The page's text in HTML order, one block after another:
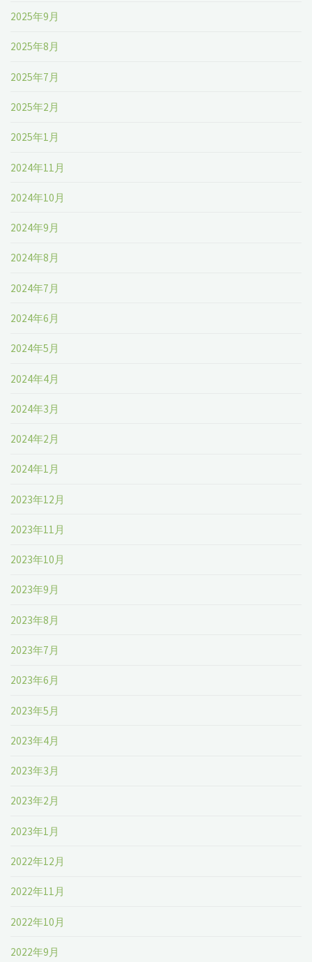
2025年9月
2025年8月
2025年7月
2025年2月
2025年1月
2024年11月
2024年10月
2024年9月
2024年8月
2024年7月
2024年6月
2024年5月
2024年4月
2024年3月
2024年2月
2024年1月
2023年12月
2023年11月
2023年10月
2023年9月
2023年8月
2023年7月
2023年6月
2023年5月
2023年4月
2023年3月
2023年2月
2023年1月
2022年12月
2022年11月
2022年10月
2022年9月